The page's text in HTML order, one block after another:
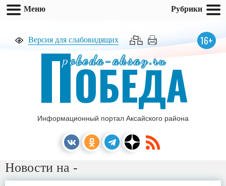
Версия для слабовидящих 16+
pobeda-aksay.ru
ПОБЕДА
Информационный портал Аксайского района
Новости на -
Меню Рубрики